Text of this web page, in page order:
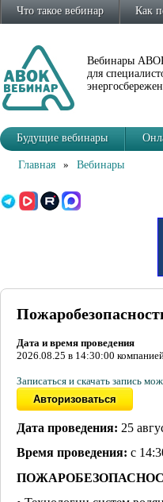
Что такое вебинар Как
Вебинары
для
Будущие вебинары
Главная » Вебинары
Дата и время проведения
2026.08.25 в 14:30:00
Записаться и скачать запись
Дата проведения: 25
Время проведения: с